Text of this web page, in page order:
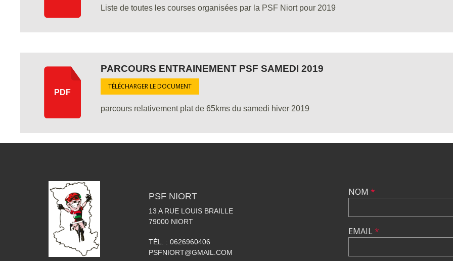
Liste de toutes les courses organisées par la PSF Niort pour 2019
PDF
PARCOURS ENTRAINEMENT PSF SAMEDI 2019
TÉLÉCHARGER LE DOCUMENT
parcours relativement plat de 65kms du samedi hiver 2019
PSF NIORT
13 A RUE LOUIS BRAILLE
79000 NIORT
TÉL. : 0626960406
PSFNIORT@GMAIL.COM
NOM *
EMAIL*